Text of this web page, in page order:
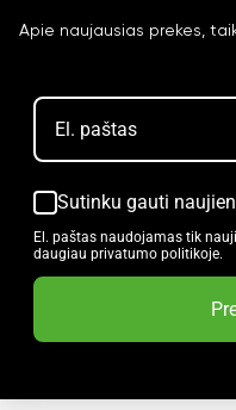
Apie naujausias prekes,
Sutinku gauti
El. paštas naudojamas tik
daugiau privatumo politikoje.